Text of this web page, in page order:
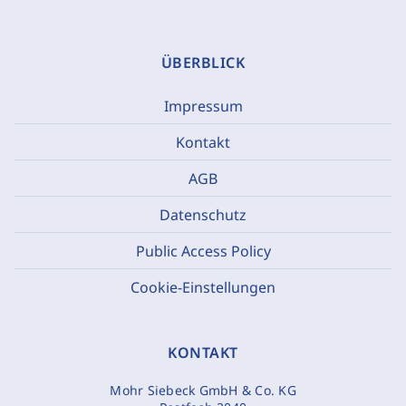
ÜBERBLICK
Impressum
Kontakt
AGB
Datenschutz
Public Access Policy
Cookie-Einstellungen
KONTAKT
Mohr Siebeck GmbH & Co. KG